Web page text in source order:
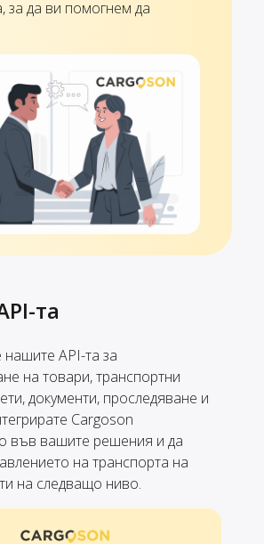
за да ви помогнем да
та
нашите API-та за
на товари, транспортни
документи, проследяване и
Cargoson
във вашите решения и да
на транспорта на
на следващо ниво.